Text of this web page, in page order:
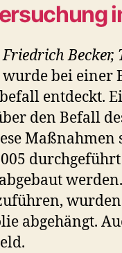
Becker,
bei einer
entdeckt.
den Befall
Maßnahmen
abgehängt.